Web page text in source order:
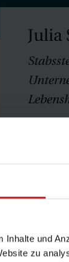
Inhalte und
zu
Julia
einer